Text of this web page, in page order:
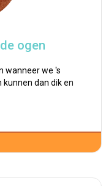
ogen
wanneer we 's
dan dik en